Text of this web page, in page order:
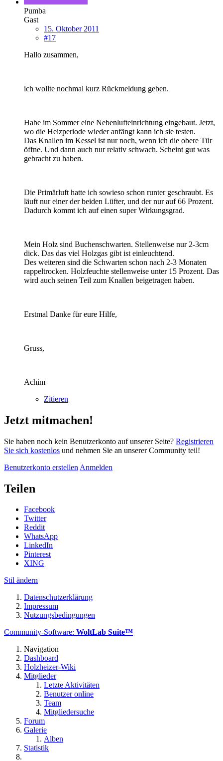
Pumba
Gast
15. Oktober 2011
#17
Hallo zusammen,
ich wollte nochmal kurz Rückmeldung geben.
Habe im Sommer eine Nebenlufteinrichtung eingebaut. Jetzt,
wo die Heizperiode wieder anfängt kann ich sie testen.
Das Knallen im Kessel ist nur noch, wenn ich die obere Tür
öffne. Und dann auch nur relativ schwach. Scheint gut was
gebracht zu haben.
Die Primärluft hatte ich sowieso schon runter geschraubt. Es
läuft nur einer der beiden Lüfter, und der nur auf 66 Prozent.
Dadurch kommt ich auf einen super Wirkungsgrad.
Mein Holz sind Buchenschwarten. Stellenweise nur 2-3cm
dick. Das das viel Holzgas gibt ist einleuchtend.
Des weiteren sind die Schwarten schon nach 2-3 Monaten
rappeltrocken. Holzfeuchte stellenweise unter 15 Prozent. Das
wird auch seinen Teil zum Knallen beigetragen haben.
Erstmal Danke für eure Hilfe,
Gruss,
Achim
Zitieren
Jetzt mitmachen!
Sie haben noch kein Benutzerkonto auf unserer Seite? Registrieren
Sie sich kostenlos und nehmen Sie an unserer Community teil!
Benutzerkonto erstellen Anmelden
Teilen
Facebook
Twitter
Reddit
WhatsApp
LinkedIn
Pinterest
XING
Stil ändern
Datenschutzerklärung
Impressum
Nutzungsbedingungen
Community-Software: WoltLab Suite™
Navigation
Dashboard
Holzheizer-Wiki
Mitglieder
Letzte Aktivitäten
Benutzer online
Team
Mitgliedersuche
Forum
Galerie
Alben
Statistik